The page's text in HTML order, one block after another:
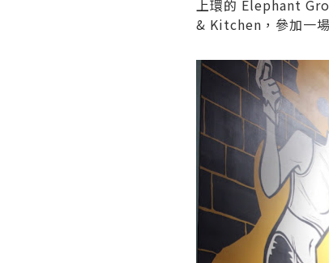
上環的 Elephant
& Kitchen ，參加一